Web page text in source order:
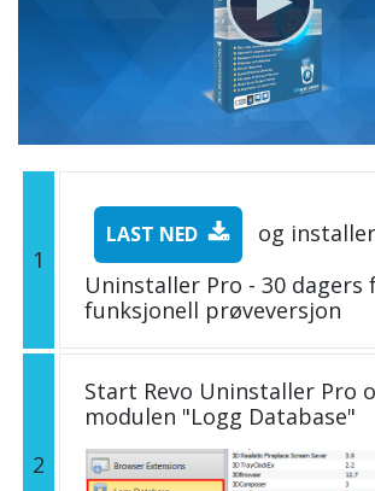
1
LAST NED
og
Uninstaller Pro - 30 dagers
funksjonell prøveversjon
2
Start Revo Uninstaller Pro
modulen "Logg Database"